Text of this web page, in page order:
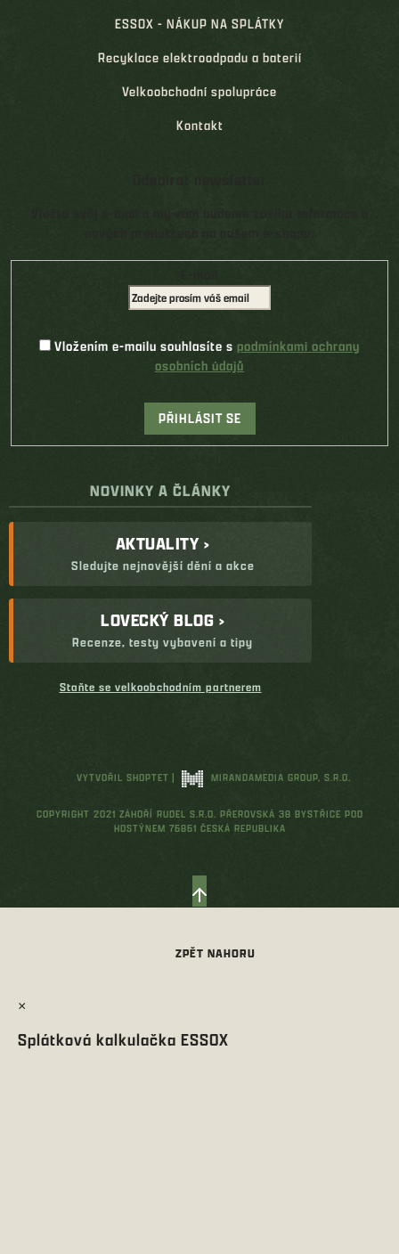
ESSOX - NÁKUP NA SPLÁTKY
Recyklace elektroodpadu a baterií
Velkoobchodní spolupráce
Kontakt
Vložením e-mailu souhlasíte s podmínkami ochrany
osobních údajů
PŘIHLÁSIT SE
NOVINKY A ČLÁNKY
AKTUALITY ›
Sledujte nejnovější dění a akce
LOVECKÝ BLOG ›
Recenze, testy vybavení a tipy
Staňte se velkoobchodním partnerem
VYTVOŘIL SHOPTET | MIRANDAMEDIA GROUP, S.R.O.
COPYRIGHT 2021 ZÁHOŘÍ RUDEL S.R.O. PŘEROVSKÁ 38 BYSTŘICE POD
HOSTÝNEM 76861 ČESKÁ REPUBLIKA
×
Splátková kalkulačka ESSOX